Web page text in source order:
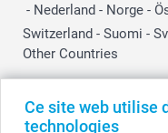
Ce site web utilise
technologies
- Nederland - Norge -
Switzerland - Suomi -
Other Countries
Tous les prix sont en